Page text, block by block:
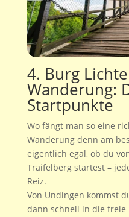
4. Burg
Wanderung:
Startpunkte
Wo fängt man so eine
Wanderung denn am
eigentlich egal, ob du
Traifelberg startest –
Reiz.
Von Undingen kommst
dann schnell in die freie